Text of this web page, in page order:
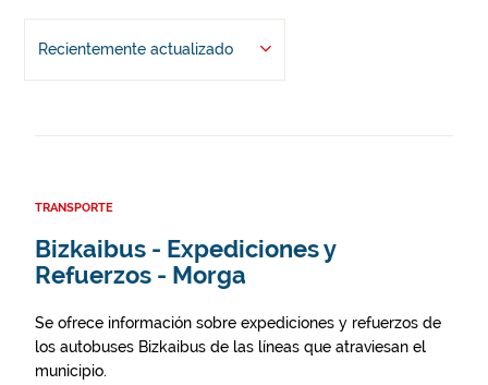
Recientemente actualizado
TRANSPORTE
Bizkaibus - Expediciones y
Refuerzos - Morga
Se ofrece información sobre expediciones y refuerzos de
los autobuses Bizkaibus de las líneas que atraviesan el
municipio.